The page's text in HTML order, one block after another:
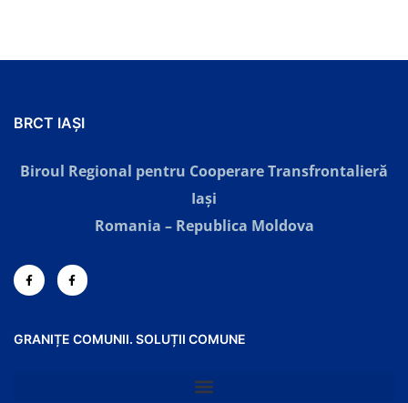
BRCT IAȘI
Biroul Regional pentru Cooperare Transfrontalieră
Iaşi
Romania – Republica Moldova
GRANIȚE COMUNII. SOLUȚII COMUNE